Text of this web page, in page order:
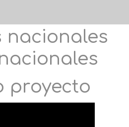
nacionales
proyecto